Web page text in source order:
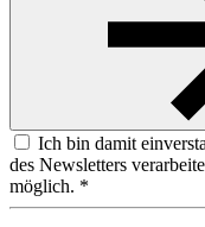
Ich bin damit
des Newsletters
möglich. *